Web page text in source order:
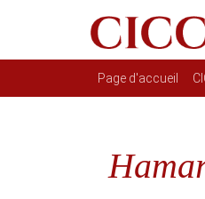
Navigation
Page d'accueil